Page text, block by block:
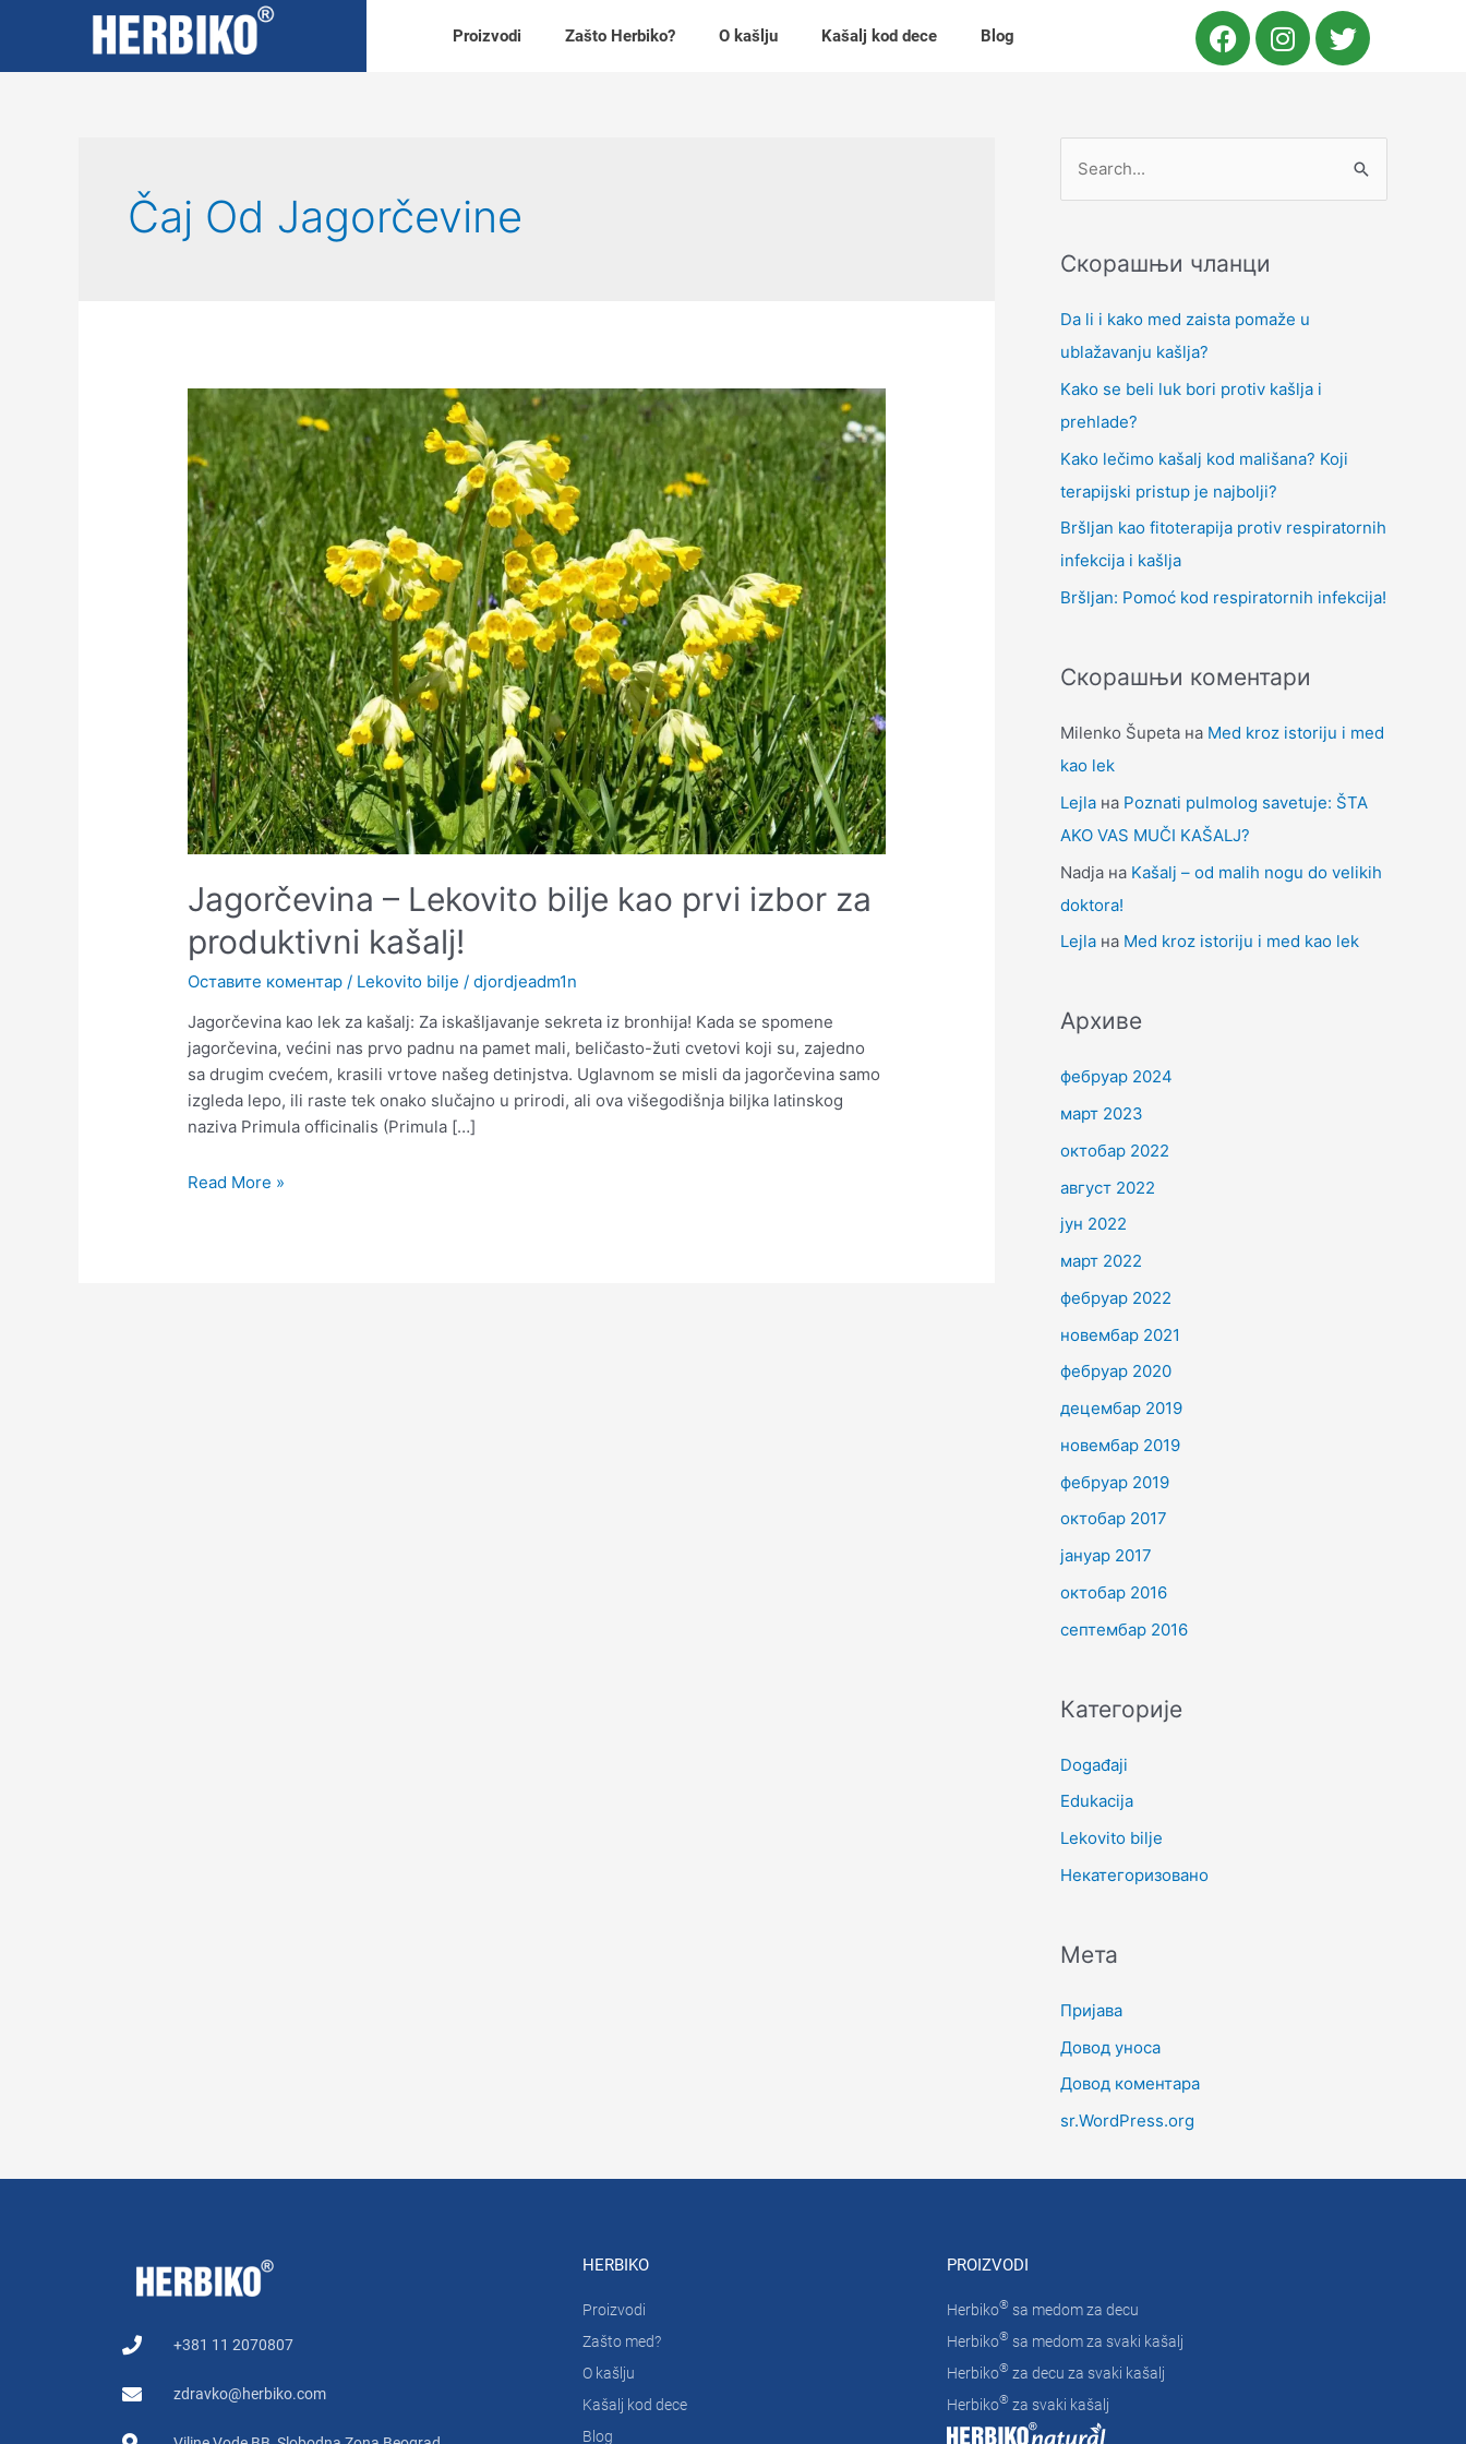
Proizvodi Zašto Herbiko? O kašlju Kašalj kod dece Blog
Čaj Od Jagorčevine
Jagorčevina – Lekovito bilje kao prvi izbor za
produktivni kašalj!
Оставите коментар / Lekovito bilje /djordjeadm1n
Jagorčevina kao lek za kašalj: Za iskašljavanje sekreta iz bronhija! Kada se spomene
jagorčevina, većini nas prvo padnu na pamet mali, beličasto-žuti cvetovi koji su, zajedno
sa drugim cvećem, krasili vrtove našeg detinjstva. Uglavnom se misli da jagorčevina samo
izgleda lepo, ili raste tek onako slučajno u prirodi, ali ova višegodišnja biljka latinskog
naziva Primula officinalis (Primula […]
Read More »
Скорашњи чланци
Da li i kako med zaista pomaže u
ublažavanju kašlja?
Kako se beli luk bori protiv kašlja i
prehlade?
Kako lečimo kašalj kod mališana? Koji
terapijski pristup je najbolji?
Bršljan kao fitoterapija protiv respiratornih
infekcija i kašlja
Bršljan: Pomoć kod respiratornih infekcija!
Скорашњи коментари
Milenko Šupeta на Med kroz istoriju i med
kao lek
Lejla на Poznati pulmolog savetuje: ŠTA
AKO VAS MUČI KAŠALJ?
Nadja на Kašalj – od malih nogu do velikih
doktora!
Lejla на Med kroz istoriju i med kao lek
Архиве
фебруар 2024
март 2023
октобар 2022
август 2022
јун 2022
март 2022
фебруар 2022
новембар 2021
фебруар 2020
децембар 2019
новембар 2019
фебруар 2019
октобар 2017
јануар 2017
октобар 2016
септембар 2016
Категорије
Događaji
Edukacija
Lekovito bilje
Некатегоризовано
Мета
Пријава
Довод уноса
Довод коментара
sr.WordPress.org
+381 11 2070807
zdravko@herbiko.com
HERBIKO
Proizvodi
Zašto med?
O kašlju
Kašalj kod dece
Blog
PROIZVODI
Herbiko® sa medom za decu
Herbiko® sa medom za svaki kašalj
Herbiko® za decu za svaki kašalj
Herbiko® za svaki kašalj